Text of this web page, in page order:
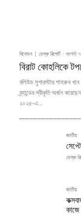
বিনোদন ডেস্ক রিপোর্ট - আগস্ট
বিরাট কোহলিকে
বলিউড সুপারস্টার শাহরুখ খান
ব্র্যান্ডের স্বীকৃতি অর্জন
২০২৫-এ...
জাতীয়
ডেস্ক
জাতীয়
কাজে